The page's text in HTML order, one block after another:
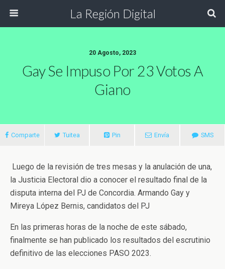
La Región Digital
20 Agosto, 2023
Gay Se Impuso Por 23 Votos A
Giano
Comparte Tuitea Pin Envía SMS
Luego de la revisión de tres mesas y la anulación de una,
la Justicia Electoral dio a conocer el resultado final de la
disputa interna del PJ de Concordia. Armando Gay y
Mireya López Bernis, candidatos del PJ
En las primeras horas de la noche de este sábado,
finalmente se han publicado los resultados del escrutinio
definitivo de las elecciones PASO 2023.